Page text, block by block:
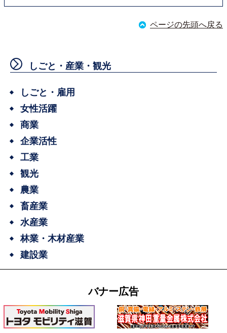
ページの先頭へ戻る
しごと・産業・観光
しごと・雇用
女性活躍
商業
企業活性
工業
観光
農業
畜産業
水産業
林業・木材産業
建設業
バナー広告